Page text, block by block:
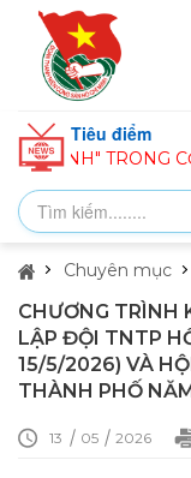
Tiêu điểm
CỘNG ĐỒNG
Chuyên mục
CHƯƠNG TRÌNH
LẬP ĐỘI TNTP
15/5/2026) VÀ
THÀNH PHỐ
13 05 2026